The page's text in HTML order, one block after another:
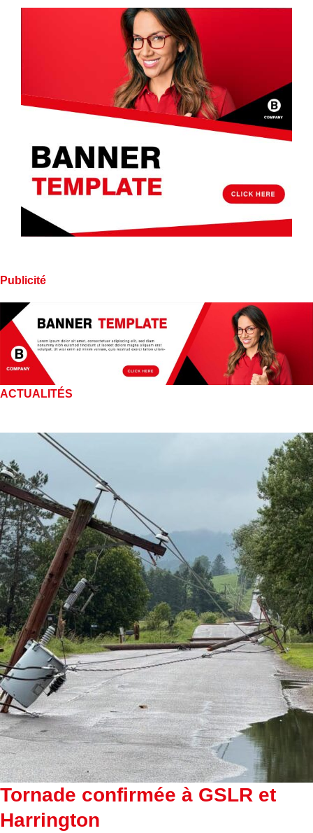
Publicité
ACTUALITÉS
Tornade confirmée à GSLR et
Harrington